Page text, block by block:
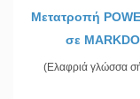
Μετατροπή
σε
(Ελαφριά γλώσσα